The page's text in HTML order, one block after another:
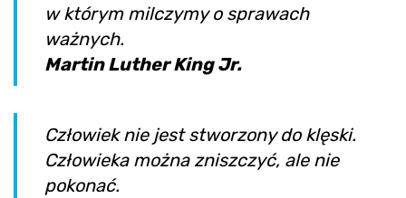
w którym milczymy o sprawach
ważnych.
Martin Luther King Jr.
Człowiek nie jest stworzony do klęski.
Człowieka można zniszczyć, ale nie
pokonać.